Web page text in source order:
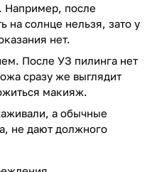
Например, после
на солнце нельзя, зато у
нет.
После УЗ пилинга нет
сразу же выглядит
макияж.
а обычные
не дают должного